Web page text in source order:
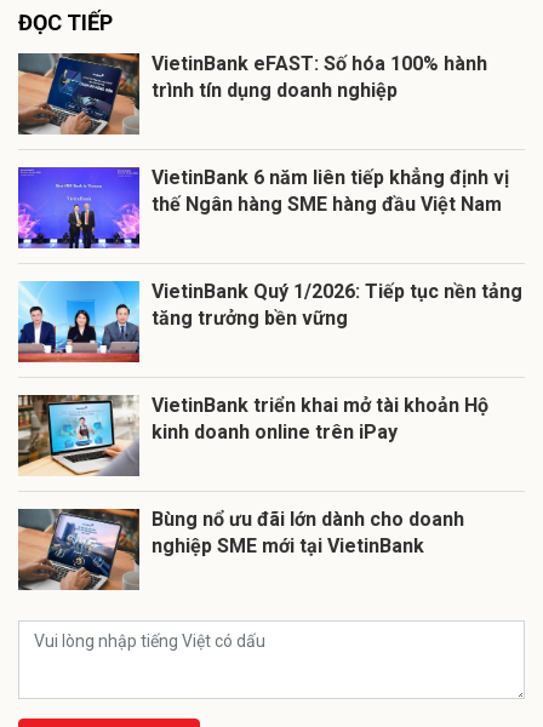
ĐỌC TIẾP
VietinBank eFAST: Số hóa 100% hành
trình tín dụng doanh nghiệp
VietinBank 6 năm liên tiếp khẳng định vị
thế Ngân hàng SME hàng đầu Việt Nam
VietinBank Quý 1/2026: Tiếp tục nền tảng
tăng trưởng bền vững
VietinBank triển khai mở tài khoản Hộ
kinh doanh online trên iPay
Bùng nổ ưu đãi lớn dành cho doanh
nghiệp SME mới tại VietinBank